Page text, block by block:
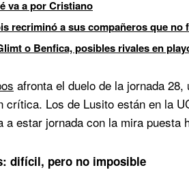
va a por Cristiano
recriminó a sus compañeros que no
o Benfica, posibles rivales en
afronta el duelo de la jornada
crítica. Los de Lusito están en la
a estar jornada con la mira puesta
difícil, pero no imposible